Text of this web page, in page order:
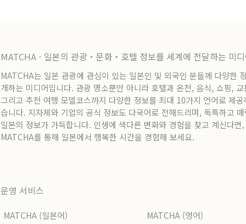
MATCHA - 일본의 관광・문화・호텔 정보를 세계에 전달하는 미디
MATCHA는 일본 관광에 관심이 있는 일본인 및 외국인 분들께 다양한
개하는 미디어입니다. 관광 명소뿐만 아니라 호텔과 온천, 음식, 쇼핑, 교
그리고 추천 여행 모델코스까지 다양한 정보를 최대 10가지 언어로 제공
습니다. 지자체와 기업의 공식 정보도 다국어로 전해드리며, 독특하고 매
일본의 정보가 가득합니다. 인생에 색다른 변화와 경험을 찾고 계신다면,
MATCHA를 통해 일본에서 행복한 시간을 경험해 보세요.
운영 서비스
MATCHA (일본어) MATCHA (영어)